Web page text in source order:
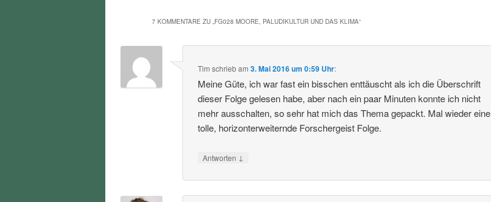
7 KOMMENTARE ZU „ FG028 MOORE, PALUDIKULTUR UND DAS KLIMA“
Tim schriebam3. Mai 2016 um 0:59 Uhr:
Meine Güte, ich war fast ein bisschen enttäuscht als ich die Überschrift
dieser Folge gelesen habe, aber nach ein paar Minuten konnte ich nicht
mehr ausschalten, so sehr hat mich das Thema gepackt. Mal wieder eine
tolle, horizonterweiternde Forschergeist Folge.
Antworten ↓